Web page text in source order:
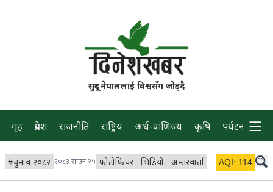
सुदूर नेपाललाई विश्वसँग जोड्दै
गृह प्रदेश राजनीति राष्ट्रिय अर्थ-वाणिज्य कृषि पर्यटन प्रवास
#चुनाव २०८२ २०८३ साउन २५ फोटोफिचर भिडियो अन्तरवार्ता विचार/ब्लग
AQI: 114